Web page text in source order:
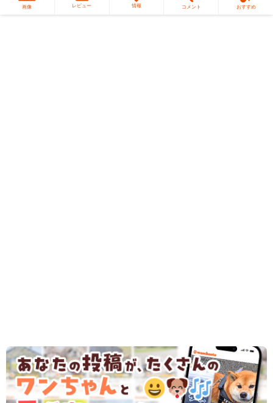
画像 レビュー 情報 コメント おすすめ